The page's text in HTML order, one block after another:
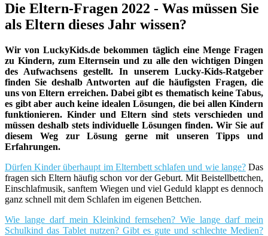
Die Eltern-Fragen 2022 - Was müssen Sie
als Eltern dieses Jahr wissen?
Wir von LuckyKids.de bekommen täglich eine Menge Fragen
zu Kindern, zum Elternsein und zu alle den wichtigen Dingen
des Aufwachsens gestellt. In unserem Lucky-Kids-Ratgeber
finden Sie deshalb Antworten auf die häufigsten Fragen, die
uns von Eltern erreichen. Dabei gibt es thematisch keine Tabus,
es gibt aber auch keine idealen Lösungen, die bei allen Kindern
funktionieren. Kinder und Eltern sind stets verschieden und
müssen deshalb stets individuelle Lösungen finden. Wir Sie auf
diesem Weg zur Lösung gerne mit unseren Tipps und
Erfahrungen.
Dürfen Kinder überhaupt im Elternbett schlafen und wie lange?Das
fragen sich Eltern häufig schon vor der Geburt. Mit Beistellbettchen,
Einschlafmusik, sanftem Wiegen und viel Geduld klappt es dennoch
ganz schnell mit dem Schlafen im eigenen Bettchen.
Wie lange darf mein Kleinkind fernsehen? Wie lange darf mein
Schulkind das Tablet nutzen? Gibt es gute und schlechte Medien?